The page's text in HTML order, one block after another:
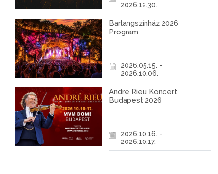
2026.12.30.
Barlangszínház 2026
Program
2026.05.15. -
2026.10.06.
André Rieu Koncert
Budapest 2026
2026.10.16. -
2026.10.17.